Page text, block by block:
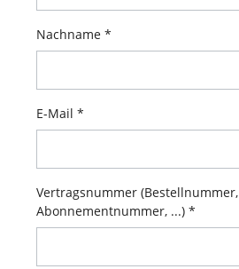
Nachname *
E-Mail *
Vertragsnummer (Bestellnummer,
Abonnementnummer, ...) *